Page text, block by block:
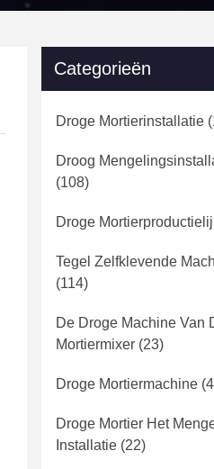
Categorieën
Droge Mortierinstallatie
Droog
(108)
Droge
Tegel Zelfklevende
(114)
De Droge Machine Van
Mortiermixer (23)
Droge Mortiermachine
Droge Mortier Het
Installatie (22)